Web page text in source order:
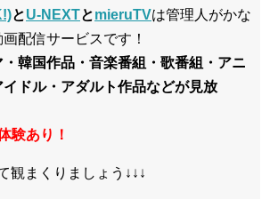
とU-NEXTとmieruTVは管理人がかな
配信サービスです！
・韓国作品・音楽番組・歌番組・アニ
イドル・アダルト作品などが見放
験あり！
観まくりましょう↓↓↓